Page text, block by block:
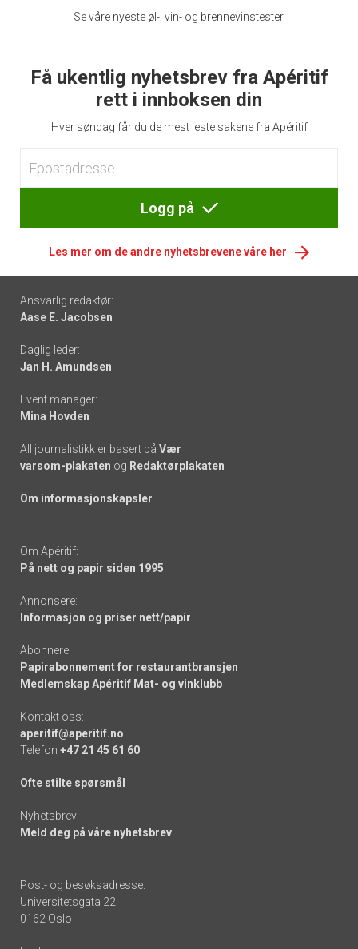
Se våre nyeste øl-, vin- og brennevinstester.
Få ukentlig nyhetsbrev fra Apéritif
rett i innboksen din
Hver søndag får du de mest leste sakene fra Apéritif
Logg på
Les mer om de andre nyhetsbrevene våre her
Footer
-
links
Ansvarlig redaktør:
Aase E. Jacobsen
Daglig leder:
Jan H. Amundsen
Event manager:
Mina Hovden
All journalistikk er basert på Vær
varsom-plakaten og Redaktørplakaten
Om informasjonskapsler
Om Apéritif:
På nett og papir siden 1995
Annonsere:
Informasjon og priser nett/papir
Abonnere:
Papirabonnement for restaurantbransjen
Medlemskap Apéritif Mat- og vinklubb
Kontakt oss:
aperitif@aperitif.no
Telefon +47 21 45 61 60
Ofte stilte spørsmål
Nyhetsbrev:
Meld deg på våre nyhetsbrev
Post- og besøksadresse:
Universitetsgata 22
0162 Oslo